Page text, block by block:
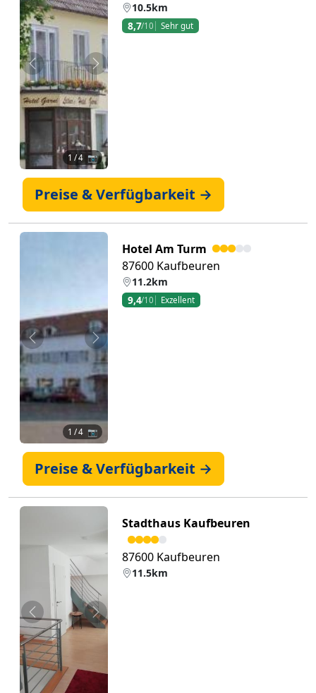
Zurück Weiter
1 / 4 📷
10.5km
8,7/10 Sehr gut
Preise & Verfügbarkeit →
Zurück Weiter
1 / 4 📷
Hotel Am Turm
87600 Kaufbeuren
11.2km
9,4/10 Exzellent
Preise & Verfügbarkeit →
Zurück Weiter
Stadthaus Kaufbeuren
87600 Kaufbeuren
11.5km